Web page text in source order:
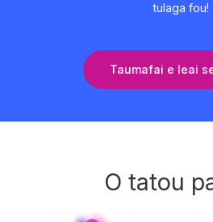
tulaga fou!
Taumafai e leai
O tatou